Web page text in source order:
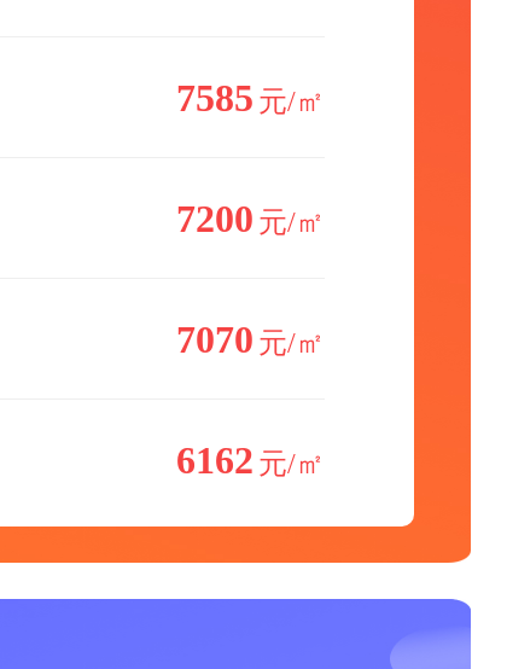
7585 元/㎡
7200 元/㎡
7070 元/㎡
6162 元/㎡